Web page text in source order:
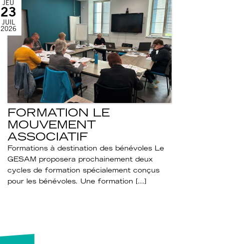
FORMATION LE
MOUVEMENT
ASSOCIATIF
Formations à destination des bénévoles Le
GESAM proposera prochainement deux
cycles de formation spécialement conçus
pour les bénévoles. Une formation […]
JEU
23
JUIL
2026